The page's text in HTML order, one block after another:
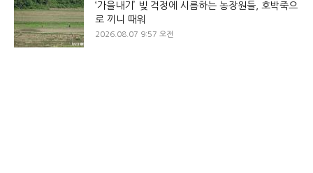
‘가을내기’ 빚 걱정에 시름하는 농장원들, 호박죽으
로 끼니 때워
2026.08.07 9:57 오전